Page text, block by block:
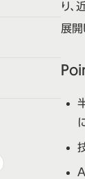
り
展開